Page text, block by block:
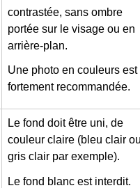
contrastée, sans ombre
portée sur le visage ou en
arrière-plan.
Une photo en couleurs est
fortement recommandée.
Le fond doit être uni, de
couleur claire (bleu clair ou
gris clair par exemple).
Le fond blanc est interdit.